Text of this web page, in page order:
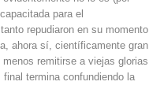
para el
repudiaron en su momento
ahora sí, científicamente gran
remitirse a viejas glorias
termina confundiendo la